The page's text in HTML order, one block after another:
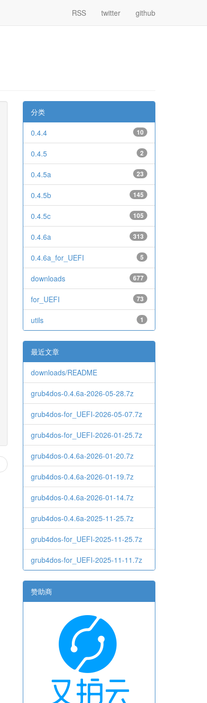
RSS twitter github
分类
10
0.4.4
2
0.4.5
23
0.4.5a
145
0.4.5b
105
0.4.5c
313
0.4.6a
5
0.4.6a_for_UEFI
677
downloads
73
for_UEFI
1
utils
最近文章
downloads/README
grub4dos-0.4.6a-2026-05-28.7z
grub4dos-for_UEFI-2026-05-07.7z
grub4dos-for_UEFI-2026-01-25.7z
grub4dos-0.4.6a-2026-01-20.7z
grub4dos-0.4.6a-2026-01-19.7z
grub4dos-0.4.6a-2026-01-14.7z
grub4dos-0.4.6a-2025-11-25.7z
grub4dos-for_UEFI-2025-11-25.7z
grub4dos-for_UEFI-2025-11-11.7z
赞助商